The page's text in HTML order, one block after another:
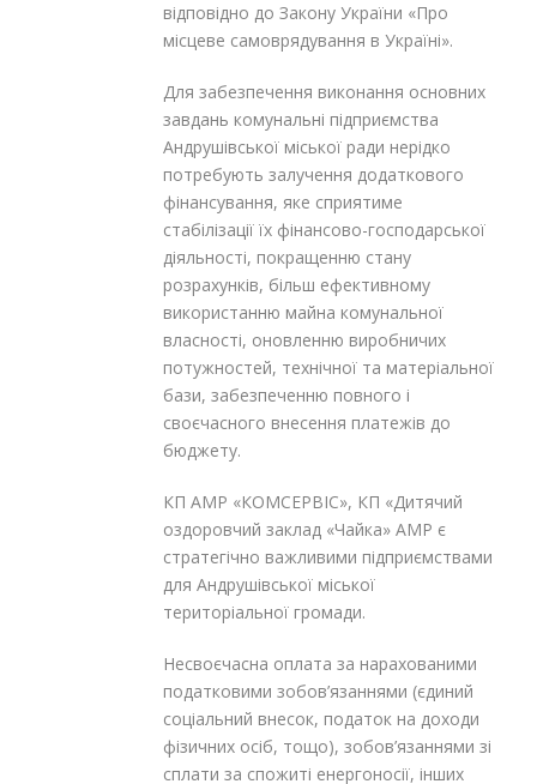
відповідно до Закону України «Про
місцеве самоврядування в Україні».
Для забезпечення виконання основних
завдань комунальні підприємства
Андрушівської міської ради нерідко
потребують залучення додаткового
фінансування, яке сприятиме
стабілізації їх фінансово-господарської
діяльності, покращенню стану
розрахунків, більш ефективному
використанню майна комунальної
власності, оновленню виробничих
потужностей, технічної та матеріальної
бази, забезпеченню повного і
своєчасного внесення платежів до
бюджету.
КП АМР «КОМСЕРВІС», КП «Дитячий
оздоровчий заклад «Чайка» АМР є
стратегічно важливими підприємствами
для Андрушівської міської
територіальної громади.
Несвоєчасна оплата за нарахованими
податковими зобов’язаннями (єдиний
соціальний внесок, податок на доходи
фізичних осіб, тощо), зобов’язаннями зі
сплати за спожиті енергоносії, інших